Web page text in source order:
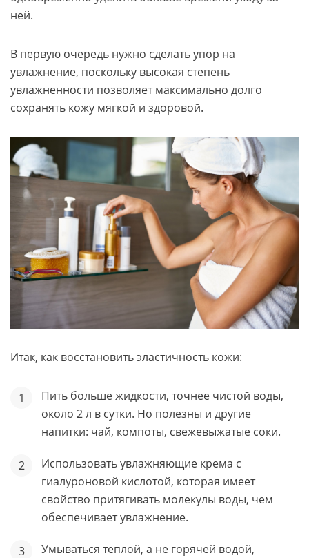
ней.
В первую очередь нужно сделать упор на
увлажнение, поскольку высокая степень
увлажненности позволяет максимально долго
сохранять кожу мягкой и здоровой.
Итак, как восстановить эластичность кожи:
Пить больше жидкости, точнее чистой воды,
около 2 л в сутки. Но полезны и другие
напитки: чай, компоты, свежевыжатые соки.
Использовать увлажняющие крема с
гиалуроновой кислотой, которая имеет
свойство притягивать молекулы воды, чем
обеспечивает увлажнение.
Умываться теплой, а не горячей водой,